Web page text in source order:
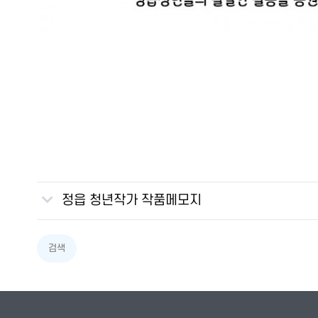
정읍 청년작가 작품메모지
검색